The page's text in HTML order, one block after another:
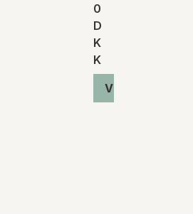
0
D
K
K
Vis produkt